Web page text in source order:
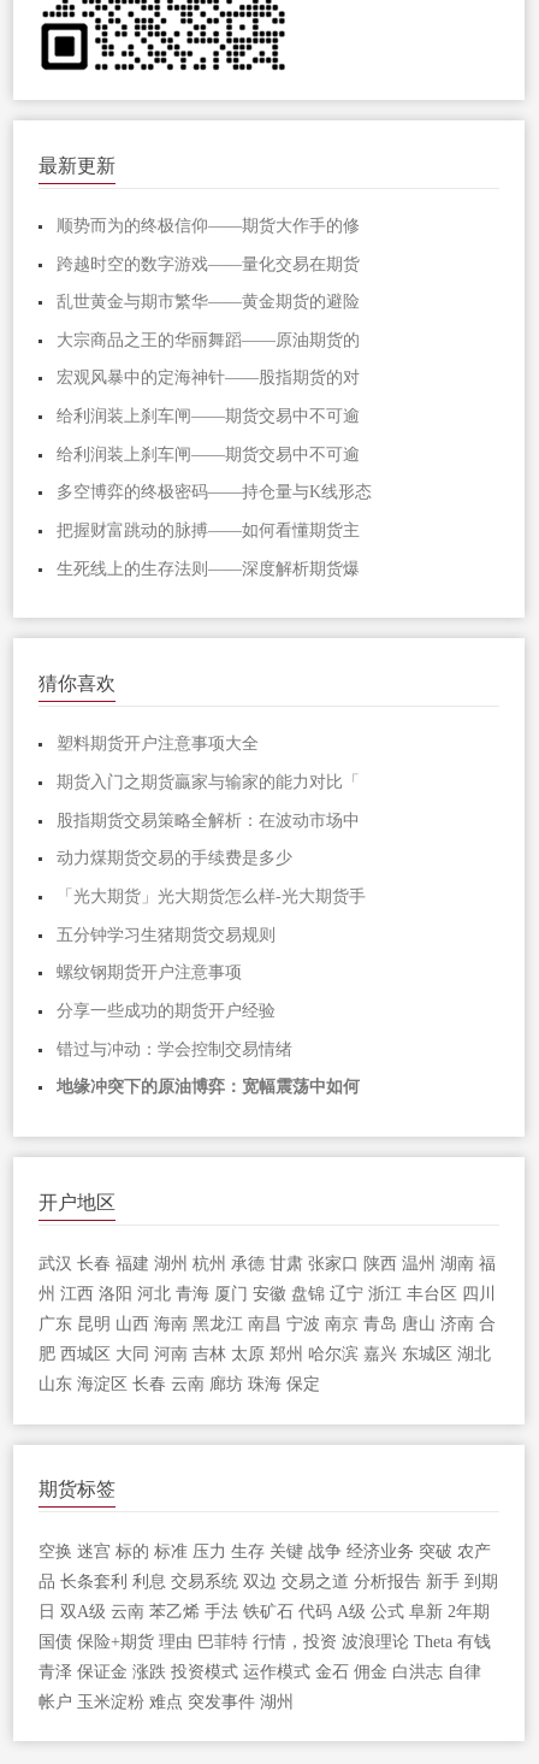
最新更新
顺势而为的终极信仰——期货大作手的修
跨越时空的数字游戏——量化交易在期货
乱世黄金与期市繁华——黄金期货的避险
大宗商品之王的华丽舞蹈——原油期货的
宏观风暴中的定海神针——股指期货的对
给利润装上刹车闸——期货交易中不可逾
给利润装上刹车闸——期货交易中不可逾
多空博弈的终极密码——持仓量与K线形态
把握财富跳动的脉搏——如何看懂期货主
生死线上的生存法则——深度解析期货爆
猜你喜欢
塑料期货开户注意事项大全
期货入门之期货贏家与输家的能力对比「
股指期货交易策略全解析：在波动市场中
动力煤期货交易的手续费是多少
「光大期货」光大期货怎么样-光大期货手
五分钟学习生猪期货交易规则
螺纹钢期货开户注意事项
分享一些成功的期货开户经验
错过与冲动：学会控制交易情绪
地缘冲突下的原油博弈：宽幅震荡中如何
开户地区
武汉 长春 福建 湖州 杭州 承德 甘肃 张家口 陕西 温州 湖南 福
州 江西 洛阳 河北 青海 厦门 安徽 盘锦 辽宁 浙江 丰台区 四川
广东 昆明 山西 海南 黑龙江 南昌 宁波 南京 青岛 唐山 济南 合
肥 西城区 大同 河南 吉林 太原 郑州 哈尔滨 嘉兴 东城区 湖北
山东 海淀区 长春 云南 廊坊 珠海 保定
期货标签
空换 迷宫 标的 标准 压力 生存 关键 战争 经济业务 突破 农产
品 长条套利 利息 交易系统 双边 交易之道 分析报告 新手 到期
日 双A级 云南 苯乙烯 手法 铁矿石 代码 A级 公式 阜新 2年期
国债 保险+期货 理由 巴菲特 行情，投资 波浪理论 Theta 有钱
青泽 保证金 涨跌 投资模式 运作模式 金石 佣金 白洪志 自律
帐户 玉米淀粉 难点 突发事件 湖州